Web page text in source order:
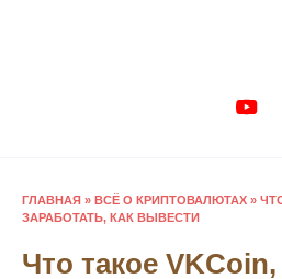
ГЛАВНАЯ » ВСЁ О КРИПТОВАЛЮТАХ »
ЗАРАБОТАТЬ, КАК ВЫВЕСТИ
Что такое VKCoin,